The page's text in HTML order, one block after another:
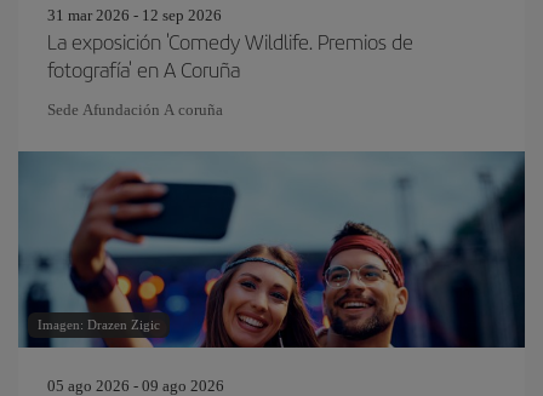
31 mar 2026 - 12 sep 2026
La exposición 'Comedy Wildlife. Premios de
fotografía' en A Coruña
Sede Afundación A coruña
Imagen: Drazen Zigic
05 ago 2026 - 09 ago 2026